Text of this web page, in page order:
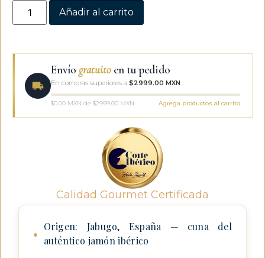
Añadir al carrito
Envío gratuito en tu pedido
En compras superiores a $2999.00 MXN
$0.00 MXN de $2999.00 MXN Agrega productos al carrito
Calidad Gourmet Certificada
●
Origen: Jabugo, España — cuna del
auténtico jamón ibérico